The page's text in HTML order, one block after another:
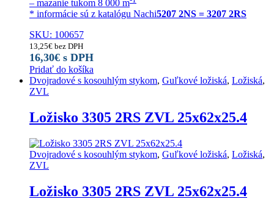
– mazanie tukom 8 000 m
* informácie sú z katalógu Nachi5207 2NS = 3207 2RS
SKU: 100657
13,25€ bez DPH
16,30€ s DPH
Pridať do košíka
Dvojradové s kosouhlým stykom, Guľkové ložiská, Ložiská,
ZVL
Ložisko 3305 2RS ZVL 25x62x25.4
Dvojradové s kosouhlým stykom, Guľkové ložiská, Ložiská,
ZVL
Ložisko 3305 2RS ZVL 25x62x25.4